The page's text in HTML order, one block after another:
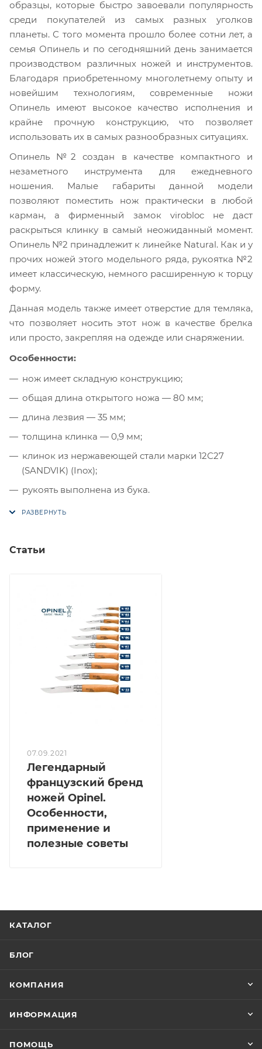
образцы, которые быстро завоевали популярность
среди покупателей из самых разных уголков
планеты. С того момента прошло более сотни лет, а
семья Опинель и по сегодняшний день занимается
производством различных ножей и инструментов.
Благодаря приобретенному многолетнему опыту и
новейшим технологиям, современные ножи
Опинель имеют высокое качество исполнения и
крайне прочную конструкцию, что позволяет
использовать их в самых разнообразных ситуациях.
Опинель №2 создан в качестве компактного и
незаметного инструмента для ежедневного
ношения. Малые габариты данной модели
позволяют поместить нож практически в любой
карман, а фирменный замок virobloc не даст
раскрыться клинку в самый неожиданный момент.
Опинель №2 принадлежит к линейке Natural. Как и у
прочих ножей этого модельного ряда, рукоятка №2
имеет классическую, немного расширенную к торцу
форму.
Данная модель также имеет отверстие для темляка,
что позволяет носить этот нож в качестве брелка
или просто, закрепляя на одежде или снаряжении.
Особенности:
нож имеет складную конструкцию;
общая длина открытого ножа — 80 мм;
длина лезвия — 35 мм;
толщина клинка — 0,9 мм;
клинок из нержавеющей стали марки 12С27
(SANDVIK) (Inox);
рукоять выполнена из бука.
Статьи
07.09.2021
Легендарный
французский бренд
ножей Opinel.
Особенности,
применение и
полезные советы
КАТАЛОГ
БЛОГ
КОМПАНИЯ
ИНФОРМАЦИЯ
ПОМОЩЬ